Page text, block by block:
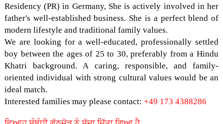
Residency (PR) in Germany, She is actively involved in her
father's well-established business. She is a perfect blend of
modern lifestyle and traditional family values.
We are looking for a well-educated, professionally settled
boy between the ages of 25 to 30, preferably from a Hindu
Khatri background. A caring, responsible, and family-
oriented individual with strong cultural values would be an
ideal match.
Interested families may please contact: +49 173 4388286